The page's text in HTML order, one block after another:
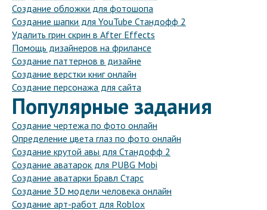
Создание обложки для фотошопа
Создание шапки для YouTube Стандофф 2
Удалить грин скрин в After Effects
Помощь дизайнеров на фрилансе
Создание паттернов в дизайне
Создание верстки книг онлайн
Создание персонажа для сайта
Популярные задания
Создание чертежа по фото онлайн
Определение цвета глаз по фото онлайн
Создание крутой авы для Стандофф 2
Создание аватарок для PUBG Mobi
Создание аватарки Бравл Старс
Создание 3D модели человека онлайн
Создание арт-работ для Roblox